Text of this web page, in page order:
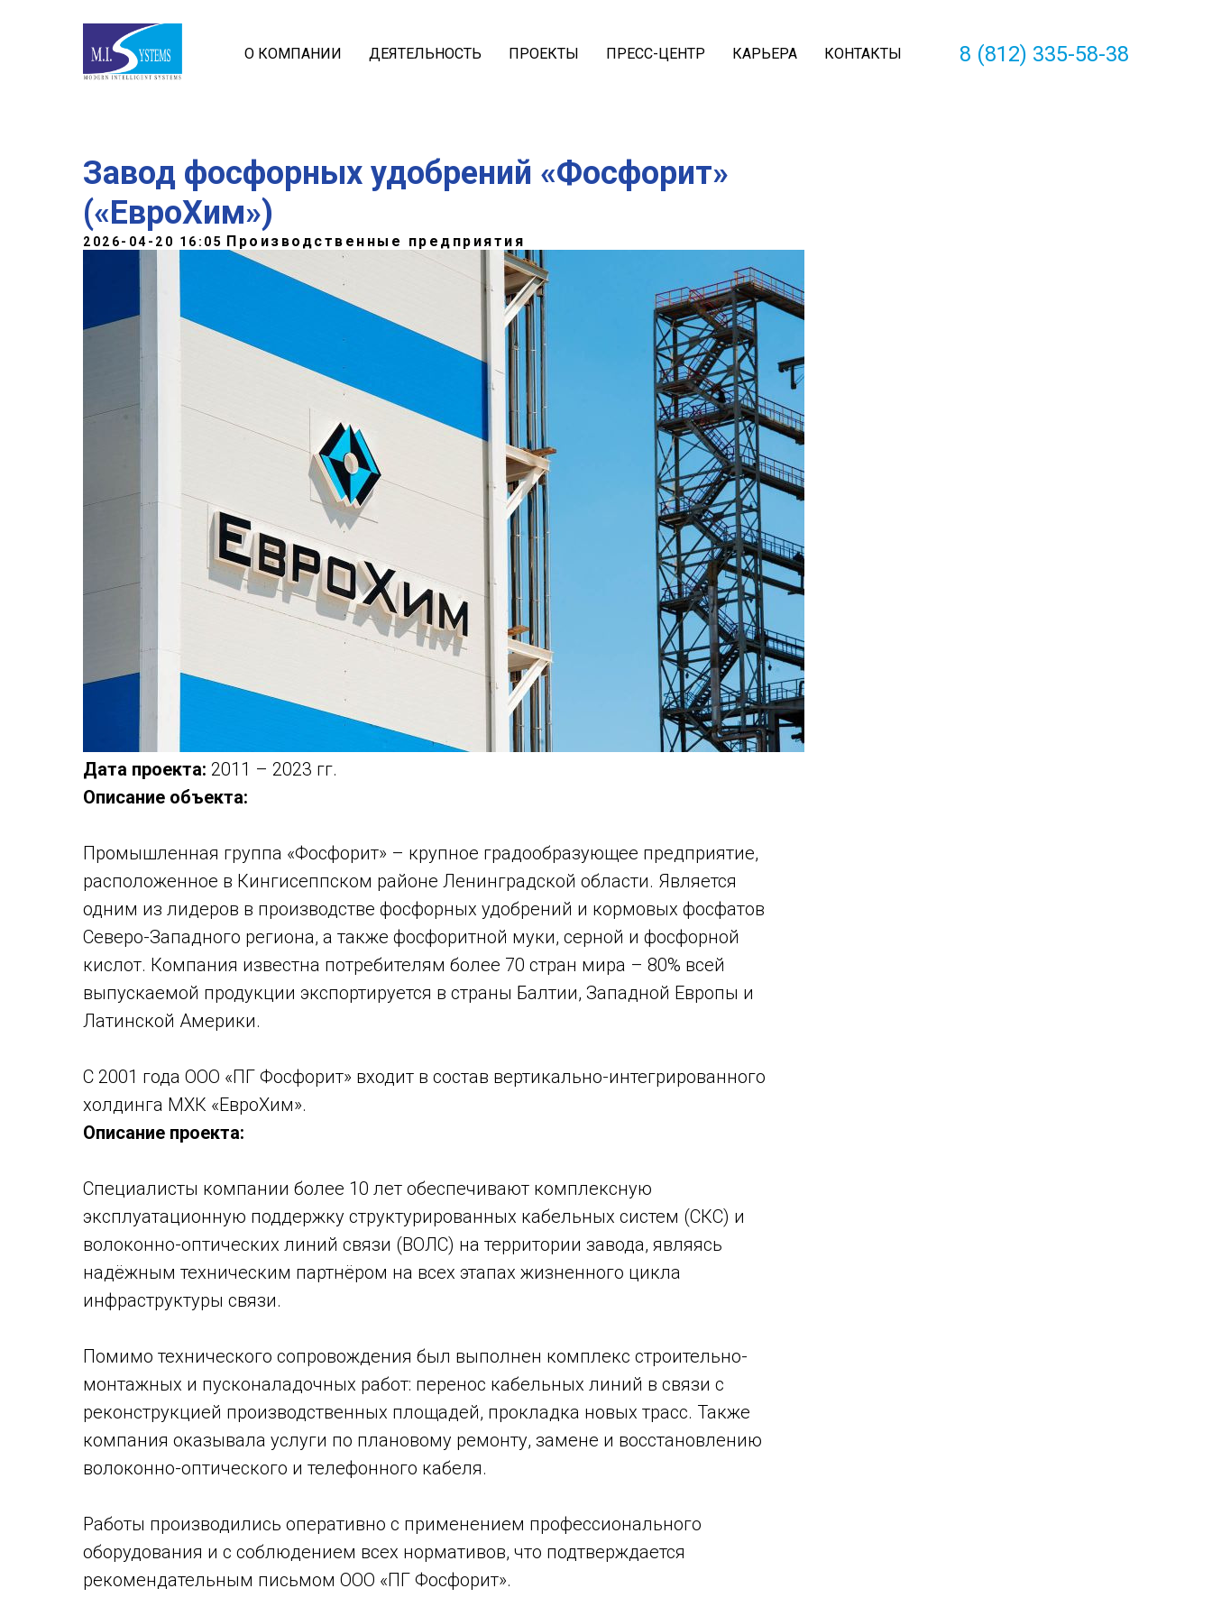
О КОМПАНИИ ДЕЯТЕЛЬНОСТЬ ПРОЕКТЫ ПРЕСС-ЦЕНТР КАРЬЕРА КОНТАКТЫ 8 (812) 335-58-38
Завод фосфорных удобрений «Фосфорит»
(«ЕвроХим»)
2026-04-20 16:05 Производственные предприятия
Дата проекта: 2011 – 2023 гг.
Описание объекта:
Промышленная группа «Фосфорит» – крупное градообразующее предприятие,
расположенное в Кингисеппском районе Ленинградской области. Является
одним из лидеров в производстве фосфорных удобрений и кормовых фосфатов
Северо-Западного региона, а также фосфоритной муки, серной и фосфорной
кислот. Компания известна потребителям более 70 стран мира – 80% всей
выпускаемой продукции экспортируется в страны Балтии, Западной Европы и
Латинской Америки.
С 2001 года ООО «ПГ Фосфорит» входит в состав вертикально-интегрированного
холдинга МХК «ЕвроХим».
Описание проекта:
Специалисты компании более 10 лет обеспечивают комплексную
эксплуатационную поддержку структурированных кабельных систем (СКС) и
волоконно-оптических линий связи (ВОЛС) на территории завода, являясь
надёжным техническим партнёром на всех этапах жизненного цикла
инфраструктуры связи.
Помимо технического сопровождения был выполнен комплекс строительно-
монтажных и пусконаладочных работ: перенос кабельных линий в связи с
реконструкцией производственных площадей, прокладка новых трасс. Также
компания оказывала услуги по плановому ремонту, замене и восстановлению
волоконно-оптического и телефонного кабеля.
Работы производились оперативно с применением профессионального
оборудования и с соблюдением всех нормативов, что подтверждается
рекомендательным письмом ООО «ПГ Фосфорит».